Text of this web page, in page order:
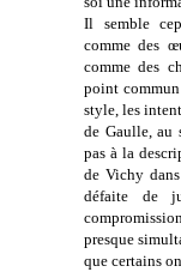
Il semble
comme des
comme des
point
style, les
de Gaulle, au
pas à la
de Vichy
défaite de
presque
que certains